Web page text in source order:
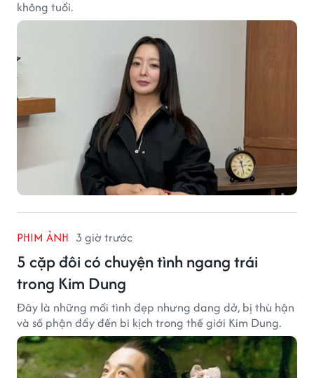
không tuổi.
PHIM ẢNH 3 giờ trước
5 cặp đôi có chuyện tình ngang trái
trong Kim Dung
Đây là những mối tình đẹp nhưng dang dở, bị thù hận
và số phận đẩy đến bi kịch trong thế giới Kim Dung.